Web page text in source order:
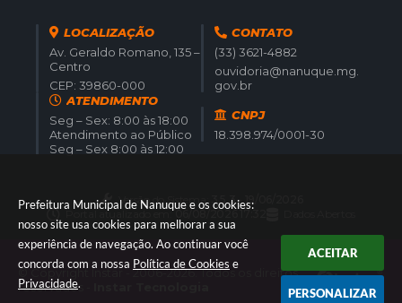
Prefeitura Municipal de Nanuque e os cookies:
nosso site usa cookies para melhorar a sua
experiência de navegação. Ao continuar você
concorda com a nossa Política de Cookies e
Privacidade.
ACEITAR
PERSONALIZAR
LOCALIZAÇÃO
Av. Geraldo Romano, 135 –
Centro
CEP: 39860-000
CONTATO
(33) 3621-4882
ouvidoria@nanuque.mg.
gov.br
ATENDIMENTO
Seg – Sex: 8:00 às 18:00
Atendimento ao Público
Seg – Sex 8:00 às 12:00
CNPJ
18.398.974/0001-30
Versão do Sistema: 3.5.3 - 19/06/2026
Portal atualizado em:
© Copyright Instar - 2006-2026. Todos os direitos
reservados -